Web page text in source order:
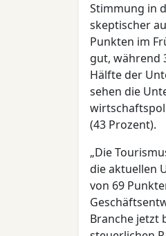
Stimmung in
skeptischer
Punkten im
gut, während
Hälfte der
sehen die
(43 Prozent).
„Die
die aktuellen
von 69
Branche jetzt